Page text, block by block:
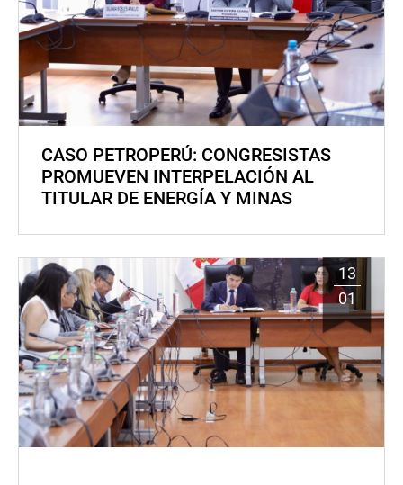
CASO PETROPERÚ: CONGRESISTAS
PROMUEVEN INTERPELACIÓN AL
TITULAR DE ENERGÍA Y MINAS
13
01